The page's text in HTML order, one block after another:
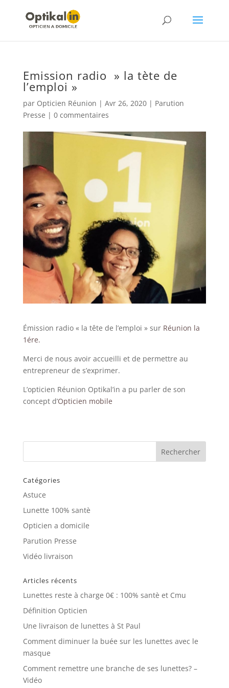
Emission radio » la tète de
l’emploi »
par Opticien Réunion | Avr 26, 2020| Parution
Presse | 0 commentaires
Émission radio « la tête de l’emploi » sur Réunion la
1ére.
Merci de nous avoir accueilli et de permettre au
entrepreneur de s’exprimer.
L’opticien Réunion Optikal’in a pu parler de son
concept d’Opticien mobile
Catégories
Astuce
Lunette 100% santè
Opticien a domicile
Parution Presse
Vidéo livraison
Articles récents
Lunettes reste à charge 0€ : 100% santè et Cmu
Définition Opticien
Une livraison de lunettes à St Paul
Comment diminuer la buée sur les lunettes avec le
masque
Comment remettre une branche de ses lunettes? –
Vidéo